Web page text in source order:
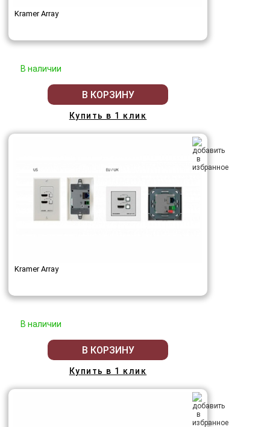
Kramer Array
В наличии
В КОРЗИНУ
Купить в 1 клик
Kramer Array
В наличии
В КОРЗИНУ
Купить в 1 клик